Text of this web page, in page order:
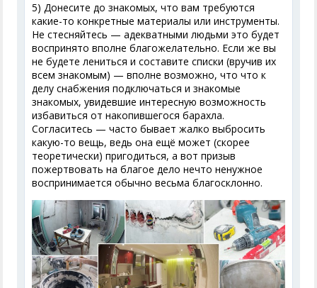
5) Донесите до знакомых, что вам требуются
какие-то конкретные материалы или инструменты.
Не стесняйтесь — адекватными людьми это будет
воспринято вполне благожелательно. Если же вы
не будете лениться и составите списки (вручив их
всем знакомым) — вполне возможно, что что к
делу снабжения подключаться и знакомые
знакомых, увидевшие интересную возможность
избавиться от накопившегося барахла.
Согласитесь — часто бывает жалко выбросить
какую-то вещь, ведь она ещё может (скорее
теоретически) пригодиться, а вот призыв
пожертвовать на благое дело нечто ненужное
воспринимается обычно весьма благосклонно.